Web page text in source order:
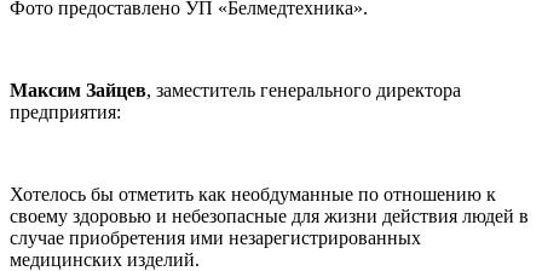
Фото предоставлено УП «Белмедтехника».
Максим Зайцев, заместитель генерального директора
предприятия:
Хотелось бы отметить как необдуманные по отношению к
своему здоровью и небезопасные для жизни действия людей в
случае приобретения ими незарегистрированных
медицинских изделий.